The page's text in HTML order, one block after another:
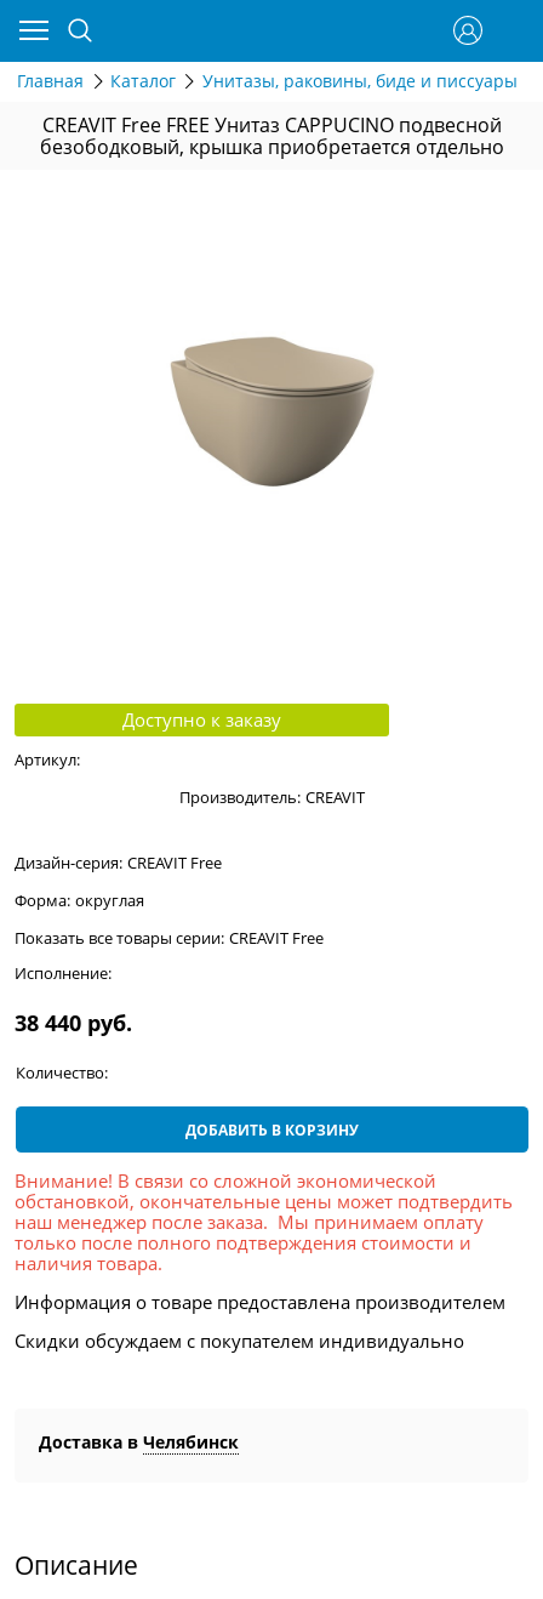
Главная Каталог Унитазы, раковины, биде и писсуары
CREAVIT Free FREE Унитаз CAPPUCINO подвесной
безободковый, крышка приобретается отдельно
Доступно к заказу
Артикул:
Производитель: CREAVIT
Дизайн-серия: CREAVIT Free
Форма: округлая
Показать все товары серии: CREAVIT Free
Исполнение:
38 440 руб.
Количество:
ДОБАВИТЬ В КОРЗИНУ
Внимание! В связи со сложной экономической
обстановкой, окончательные цены может подтвердить
наш менеджер после заказа. Мы принимаем оплату
только после полного подтверждения стоимости и
наличия товара.
Информация о товаре предоставлена производителем
Скидки обсуждаем с покупателем индивидуально
Доставка в Челябинск
Описание